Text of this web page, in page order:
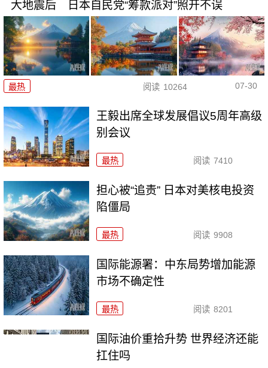
大地震后 日本自民党“筹款派对”照开不误
最热 阅读 10264 07-30
王毅出席全球发展倡议5周年高级
别会议
最热 阅读 7410
担心被“追责” 日本对美核电投资
陷僵局
最热 阅读 9908
国际能源署：中东局势增加能源
市场不确定性
最热 阅读 8201
国际油价重拾升势 世界经济还能
扛住吗